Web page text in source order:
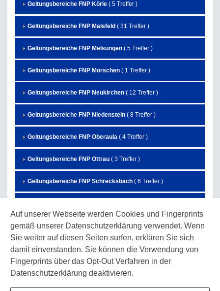
Auf unserer Webseite werden Cookies und Fingerprints
gemäß unserer Datenschutzerklärung verwendet. Wenn
Sie weiter auf diesen Seiten surfen, erklären Sie sich
damit einverstanden. Sie können die Verwendung von
Fingerprints über das Opt-Out Verfahren in der
Datenschutzerklärung deaktivieren.
Geltungsbereiche FNP Körle ( 5 Treffer )
Geltungsbereiche FNP Malsfeld ( 31 Treffer )
Geltungsbereiche FNP Melsungen ( 5 Treffer )
Geltungsbereiche FNP Morschen ( 1 Treffer )
Geltungsbereiche FNP Neukirchen ( 12 Treffer )
Geltungsbereiche FNP Niedenstein ( 8 Treffer )
Geltungsbereiche FNP Oberaula ( 4 Treffer )
Geltungsbereiche FNP Ottrau ( 3 Treffer )
Geltungsbereiche FNP Schrecksbach ( 6 Treffer )
Geltungsbereiche FNP Schwarzenborn( 7 Treffer )
Geltungsbereiche FNP Spangenberg( 3 Treffer )
Geltungsbereiche FNP Wabern( 10 Treffer )